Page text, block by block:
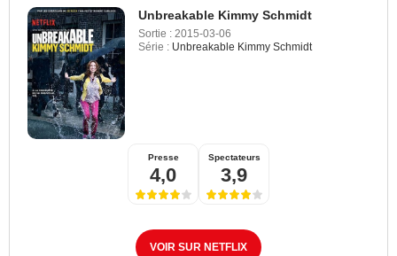
Unbreakable Kimmy Schmidt
Sortie : 2015-03-06
Série : Unbreakable Kimmy Schmidt
Presse
4,0
Spectateurs
3,9
VOIR SUR NETFLIX